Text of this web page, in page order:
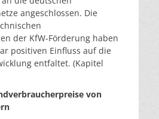
angeschlossen. Die
der KfW-Förderung haben
positiven Einfluss auf die
entfaltet. (Kapitel
von